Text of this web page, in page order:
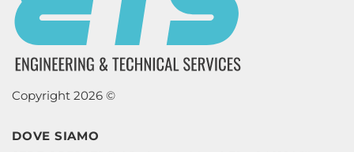
Copyright 2026 ©
DOVE SIAMO